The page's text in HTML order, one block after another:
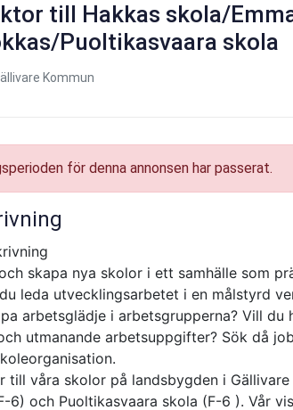
till Hakkas skola/
Puoltikasvaara skola
Kommun
för denna annonsen har passerat.
skapa nya skolor i ett samhälle som
leda utvecklingsarbetet i en målstyrd
arbetsglädje i arbetsgrupperna? Vill du
utmanande arbetsuppgifter? Sök då
till våra skolor på landsbygden i
6) och Puoltikasvaara skola (F-6 ). Vår